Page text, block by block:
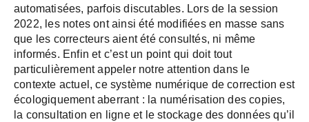
automatisées, parfois discutables. Lors de la session
2022, les notes ont ainsi été modifiées en masse sans
que les correcteurs aient été consultés, ni même
informés. Enfin et c’est un point qui doit tout
particulièrement appeler notre attention dans le
contexte actuel, ce système numérique de correction est
écologiquement aberrant : la numérisation des copies,
la consultation en ligne et le stockage des données qu’il